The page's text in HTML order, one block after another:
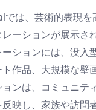
では、芸術的表現を
ーションが展示さ
ションには、没入
作品、大規模な壁
ンは、コミュニテ
映し、家族や訪問